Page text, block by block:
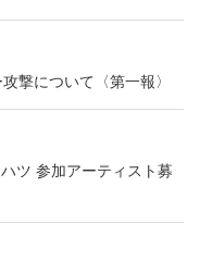
撃について〈第一報〉
ツ 参加アーティスト募